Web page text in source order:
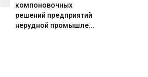
компоновочных
решений предприятий
нерудной промышле...